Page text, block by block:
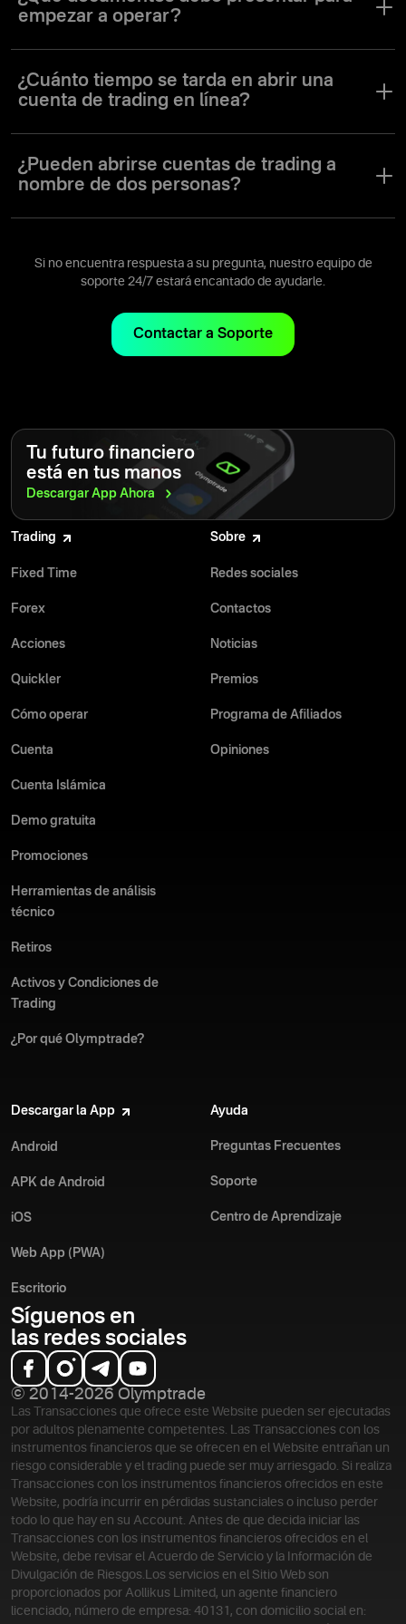
unos pocos datos personales.
empezar a operar?
nacional de identidad y una prueba de residencia o un extracto
bancario. Una vez verificado, puede abrir una cuenta de trading y
empezar a operar de inmediato.
¿Cuánto tiempo se tarda en abrir una
cuenta de trading en línea?
trading en línea con Olymptrade.
¿Pueden abrirse cuentas de trading a
nombre de dos personas?
Si no encuentra respuesta a su pregunta, nuestro equipo de
soporte 24/7 estará encantado de ayudarle.
Contactar a Soporte
Tu futuro financiero
está en tus manos
Descargar App Ahora
Trading
Fixed Time
Forex
Acciones
Quickler
Cómo operar
Cuenta
Cuenta Islámica
Demo gratuita
Promociones
Herramientas de análisis
técnico
Retiros
Activos y Condiciones de
Trading
¿Por qué Olymptrade?
Sobre
Redes sociales
Contactos
Noticias
Premios
Programa de Afiliados
Opiniones
Descargar la App
Android
APK de Android
iOS
Web App (PWA)
Escritorio
Ayuda
Preguntas Frecuentes
Soporte
Centro de Aprendizaje
Síguenos en
las redes sociales
© 2014-2026 Olymptrade
Las Transacciones que ofrece este Website pueden ser ejecutadas
por adultos plenamente competentes. Las Transacciones con los
instrumentos financieros que se ofrecen en el Website entrañan un
riesgo considerable y el trading puede ser muy arriesgado. Si realiza
Transacciones con los instrumentos financieros ofrecidos en este
Website, podría incurrir en pérdidas sustanciales o incluso perder
todo lo que hay en su Account. Antes de que decida iniciar las
Transacciones con los instrumentos financieros ofrecidos en el
Website, debe revisar el Acuerdo de Servicio y la Información de
Divulgación de Riesgos. Los servicios en el Sitio Web son
proporcionados por Aollikus Limited, un agente financiero
licenciado, número de empresa: 40131, con domicilio social en: